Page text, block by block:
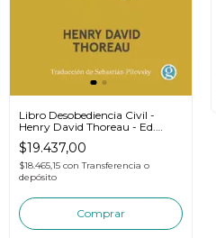
Libro Desobediencia Civil -
Henry David Thoreau - Ed.
Godot
$19.437,00
$18.465,15 con Transferencia o
depósito